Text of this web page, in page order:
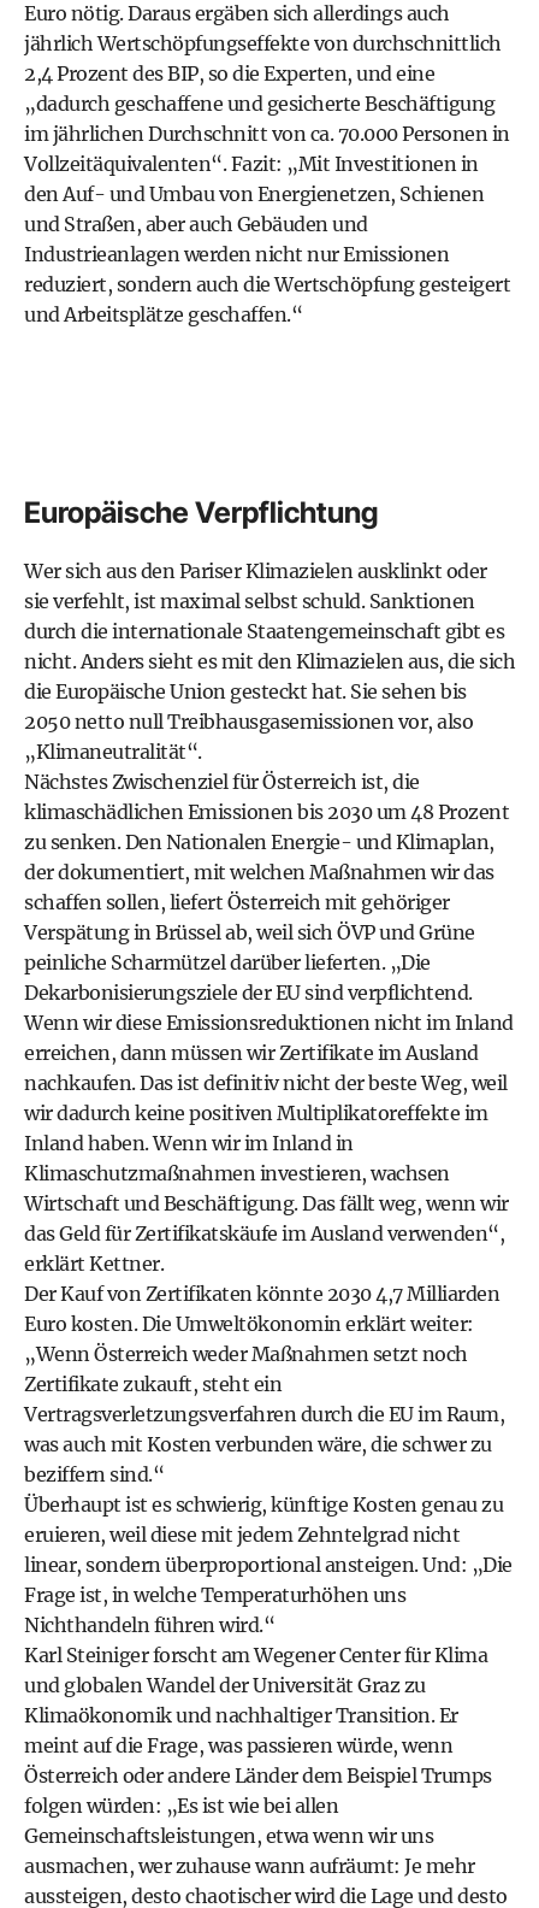
Euro nötig. Daraus ergäben sich allerdings auch
jährlich Wertschöpfungseffekte von durchschnittlich
2,4 Prozent des BIP, so die Experten, und eine
„dadurch geschaffene und gesicherte Beschäftigung
im jährlichen Durchschnitt von ca. 70.000 Personen in
Vollzeitäquivalenten“. Fazit: „Mit Investitionen in
den Auf- und Umbau von Energienetzen, Schienen
und Straßen, aber auch Gebäuden und
Industrieanlagen werden nicht nur Emissionen
reduziert, sondern auch die Wertschöpfung gesteigert
und Arbeitsplätze geschaffen.“
Europäische Verpflichtung
Wer sich aus den Pariser Klimazielen ausklinkt oder
sie verfehlt, ist maximal selbst schuld. Sanktionen
durch die internationale Staatengemeinschaft gibt es
nicht. Anders sieht es mit denKlimazielenaus, die sich
die Europäische Union gesteckt hat. Sie sehen bis
2050 netto null Treibhausgasemissionen vor, also
„Klimaneutralität“.
Nächstes Zwischenziel für Österreich ist, die
klimaschädlichen Emissionen bis 2030 um 48 Prozent
zu senken. Den Nationalen Energie- und Klimaplan,
der dokumentiert, mit welchen Maßnahmen wir das
schaffen sollen, liefert Österreich mit gehöriger
Verspätung in Brüssel ab, weil sich ÖVP und Grüne
peinliche Scharmützel darüber lieferten. „Die
Dekarbonisierungsziele der EU sind verpflichtend.
Wenn wir diese Emissionsreduktionen nicht im Inland
erreichen, dann müssen wir Zertifikate im Ausland
nachkaufen. Das ist definitiv nicht der beste Weg, weil
wir dadurch keine positiven Multiplikatoreffekte im
Inland haben. Wenn wir im Inland in
Klimaschutzmaßnahmen investieren, wachsen
Wirtschaft und Beschäftigung. Das fällt weg, wenn wir
das Geld für Zertifikatskäufe im Ausland verwenden“,
erklärt Kettner.
Der Kauf von Zertifikaten könnte 2030 4,7 Milliarden
Euro kosten. Die Umweltökonomin erklärt weiter:
„Wenn Österreich weder Maßnahmen setzt noch
Zertifikate zukauft, steht ein
Vertragsverletzungsverfahren durch die EU im Raum,
was auch mit Kosten verbunden wäre, die schwer zu
beziffern sind.“
Überhaupt ist es schwierig, künftige Kosten genau zu
eruieren, weil diese mit jedem Zehntelgrad nicht
linear, sondern überproportional ansteigen. Und: „Die
Frage ist, in welche Temperaturhöhen uns
Nichthandeln führen wird.“
Karl Steiniger forscht amWegener Centerfür Klima
und globalen Wandel der Universität Graz zu
Klimaökonomik und nachhaltiger Transition. Er
meint auf die Frage, was passieren würde, wenn
Österreich oder andere Länder dem Beispiel Trumps
folgen würden: „Es ist wie bei allen
Gemeinschaftsleistungen, etwa wenn wir uns
ausmachen, wer zuhause wann aufräumt: Je mehr
aussteigen, desto chaotischer wird die Lage und desto